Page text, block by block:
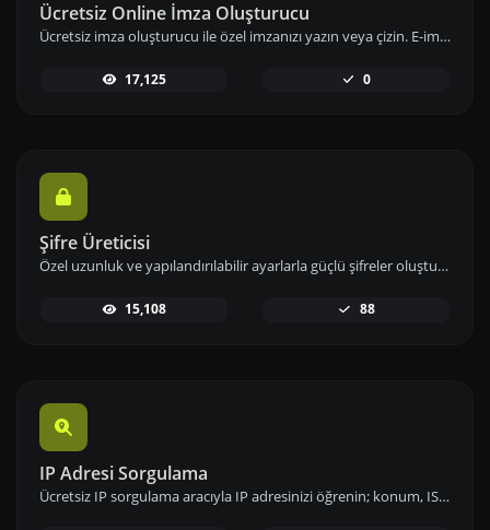
Ücretsiz Online İmza Oluşturucu
Ücretsiz imza oluşturucu ile özel imzanızı yazın veya çizin. E-imzanızı hızlıca oluşturup indirerek dijital imzanızı hemen kullanıma alabilirsiniz.
17,125 0
Şifre Üreticisi
Özel uzunluk ve yapılandırılabilir ayarlarla güçlü şifreler oluşturun. Sayılar, semboller, küçük ve büyük harf kombinasyonlarını kullanarak şifre güvenliğini artırın.
15,108 88
IP Adresi Sorgulama
Ücretsiz IP sorgulama aracıyla IP adresinizi öğrenin; konum, ISP ve ağ bilgileri gibi detaylara hızlıca erişip analizlerinizi gerçekleştirin.